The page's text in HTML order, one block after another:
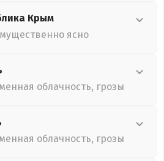
Крым
ясно
облачность, грозы
облачность, грозы